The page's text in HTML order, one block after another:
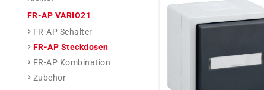
FR-AP VARIO21
FR-AP Schalter
FR-AP Steckdosen
FR-AP Kombination
Zubehör